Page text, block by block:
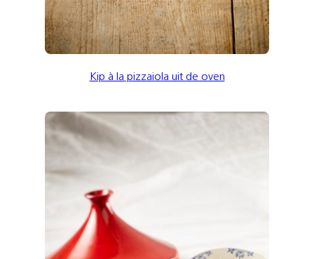
Kip à la pizzaiola uit de oven